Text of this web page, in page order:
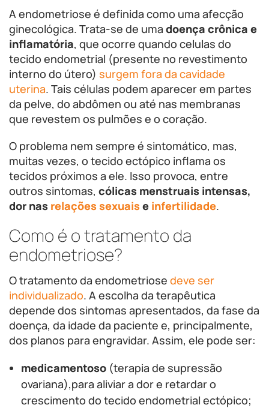
A endometriose é definida como uma afecção
ginecológica. Trata-se de uma doença crônica e
inflamatória, que ocorre quando celulas do
tecido endometrial (presente no revestimento
interno do útero) surgem fora da cavidade
uterina. Tais células podem aparecer em partes
da pelve, do abdômen ou até nas membranas
que revestem os pulmões e o coração.
O problema nem sempre é sintomático, mas,
muitas vezes, o tecido ectópico inflama os
tecidos próximos a ele. Isso provoca, entre
outros sintomas, cólicas menstruais intensas,
dor nas relações sexuais e infertilidade.
Como é o tratamento da
endometriose?
O tratamento da endometriose deve ser
individualizado. A escolha da terapêutica
depende dos sintomas apresentados, da fase da
doença, da idade da paciente e, principalmente,
dos planos para engravidar. Assim, ele pode ser:
medicamentoso (terapia de supressão
ovariana),para aliviar a dor e retardar o
crescimento do tecido endometrial ectópico;